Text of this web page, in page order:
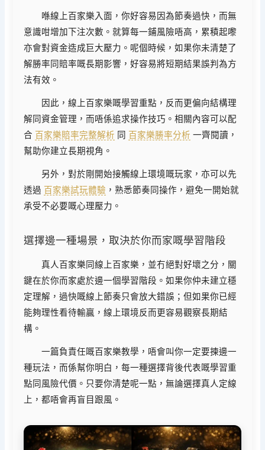
喺線上百家樂入面，你好容易因為節奏過快，而無
意識咁增加下注次數。就算每一鋪風險唔高，累積起嚟
亦會對資金造成巨大壓力。呢個時候，如果你未清楚了
解勝率同賠率嘅長期影響，好容易將短期結果誤判為方
法有效。
因此，線上百家樂嘅學習重點，反而更偏向結構理
解同資金管理，而唔係追求操作技巧。相關內容可以配
合 百家樂賠率完整解析 同 百家樂勝率分析 一齊閱讀，
幫助你建立長期視角。
另外，對於剛開始接觸線上環境嘅玩家，亦可以先
透過 百家樂試玩體驗 ，熟悉節奏同操作，避免一開始就
承受不必要嘅心理壓力。
選擇邊一種場景，取決於你而家嘅學習階段
真人百家樂同線上百家樂，並冇絕對好壞之分，關
鍵在於你而家處於邊一個學習階段。如果你仲未建立穩
定理解，過快嘅線上節奏只會放大錯誤；但如果你已經
能夠理性看待輸贏，線上環境反而更容易觀察長期結
構。
一篇負責任嘅百家樂教學，唔會叫你一定要揀邊一
種玩法，而係幫你明白，每一種選擇背後代表嘅學習重
點同風險代價。只要你清楚呢一點，無論選擇真人定線
上，都唔會再盲目跟風。